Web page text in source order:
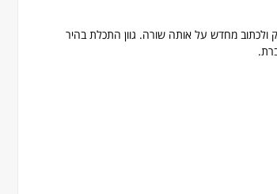
ולכתוב מחדש על אותה שורה. גוון התכלת בהיר